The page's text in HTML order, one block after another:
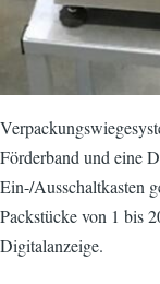
Förderband und eine
Ein-/Ausschaltkasten
Packstücke von 1 bis
Digitalanzeige.